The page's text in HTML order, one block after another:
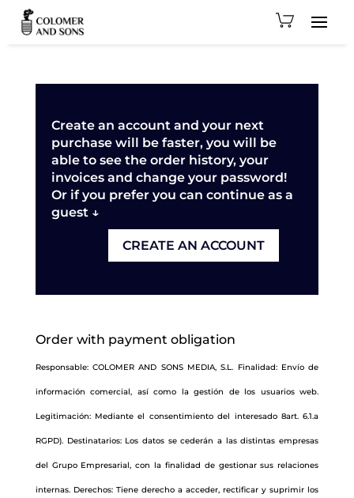
Create an account and your next
purchase will be faster, you will be
able to see the order history, your
invoices and change your password!
Or if you prefer you can continue as a
guest ↓
CREATE AN ACCOUNT
Order with payment obligation
Responsable: COLOMER AND SONS MEDIA, S.L. Finalidad: Envío de
información comercial, así como la gestión de los usuarios web.
Legitimación: Mediante el consentimiento del interesado 8art. 6.1.a
RGPD). Destinatarios: Los datos se cederán a las distintas empresas
del Grupo Empresarial, con la finalidad de gestionar sus relaciones
internas. Derechos: Tiene derecho a acceder, rectificar y suprimir los